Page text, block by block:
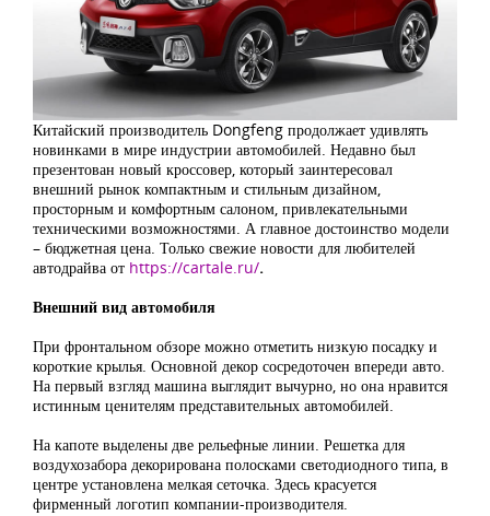
Китайский производитель Dongfeng продолжает удивлять
новинками в мире индустрии автомобилей. Недавно был
презентован новый кроссовер, который заинтересовал
внешний рынок компактным и стильным дизайном,
просторным и комфортным салоном, привлекательными
техническими возможностями. А главное достоинство модели
– бюджетная цена. Только свежие новости для любителей
автодрайва от https://cartale.ru/.
Внешний вид автомобиля
При фронтальном обзоре можно отметить низкую посадку и
короткие крылья. Основной декор сосредоточен впереди авто.
На первый взгляд машина выглядит вычурно, но она нравится
истинным ценителям представительных автомобилей.
На капоте выделены две рельефные линии. Решетка для
воздухозабора декорирована полосками светодиодного типа, в
центре установлена мелкая сеточка. Здесь красуется
фирменный логотип компании-производителя.